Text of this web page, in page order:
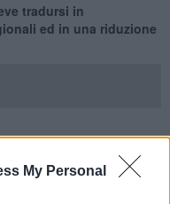
My Personal
tradursi in
ed in una riduzione
prime bozze
portuale, che rischia di
La nascita di una